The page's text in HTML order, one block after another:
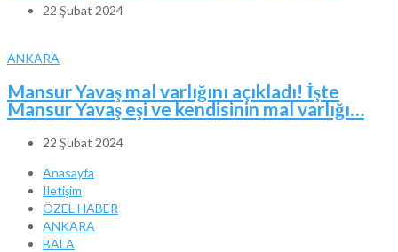
22 Şubat 2024
ANKARA
Mansur Yavaş mal varlığını açıkladı! İşte
Mansur Yavaş eşi ve kendisinin mal varlığı…
22 Şubat 2024
Anasayfa
İletişim
ÖZEL HABER
ANKARA
BALA